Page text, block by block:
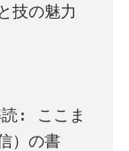
技の魅力
読: ここま
）の書